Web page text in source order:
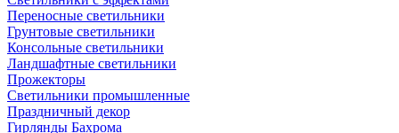
Переносные светильники
Грунтовые светильники
Консольные светильники
Ландшафтные светильники
Прожекторы
Светильники промышленные
Праздничный декор
Гирлянды Бахрома